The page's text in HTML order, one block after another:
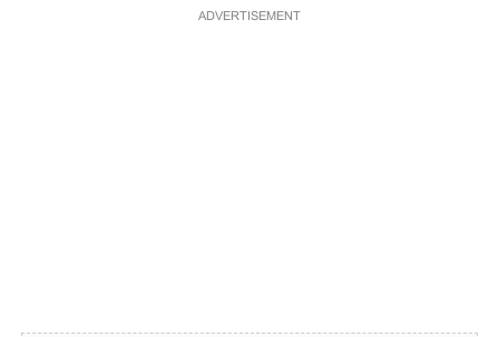
ADVERTISEMENT